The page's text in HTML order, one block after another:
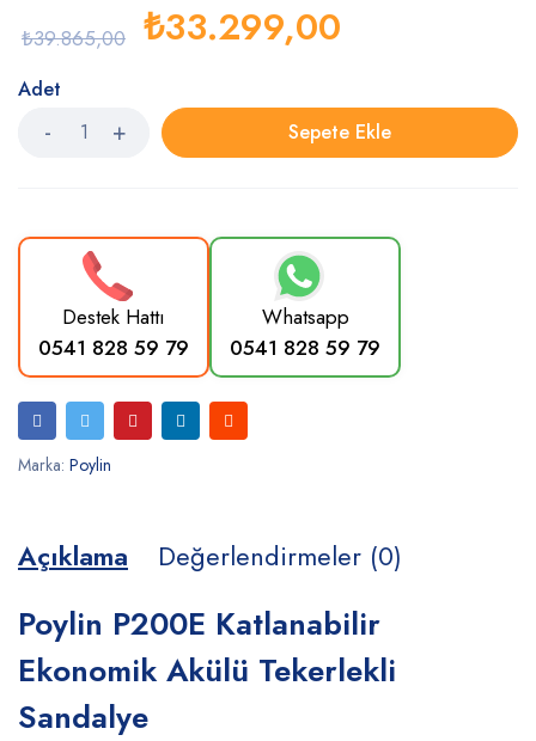
₺39.865,00 ₺33.299,00
Adet
Sepete Ekle
Destek Hattı
0541 828 59 79
Whatsapp
0541 828 59 79
Marka: Poylin
Açıklama Değerlendirmeler (0)
Poylin P200E Katlanabilir
Ekonomik Akülü Tekerlekli
Sandalye